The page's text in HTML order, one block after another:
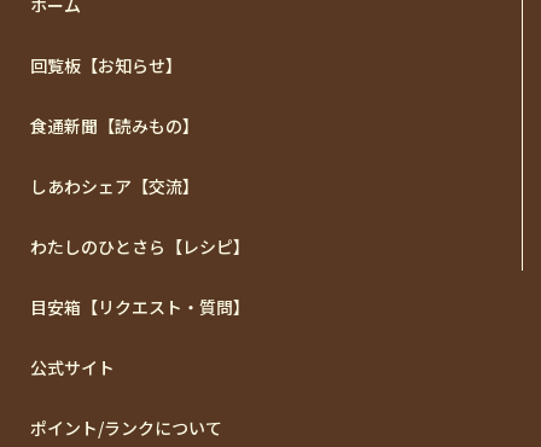
ホーム
回覧板【お知らせ】
食通新聞【読みもの】
しあわシェア【交流】
わたしのひとさら【レシピ】
目安箱【リクエスト・質問】
公式サイト
ポイント/ランクについて